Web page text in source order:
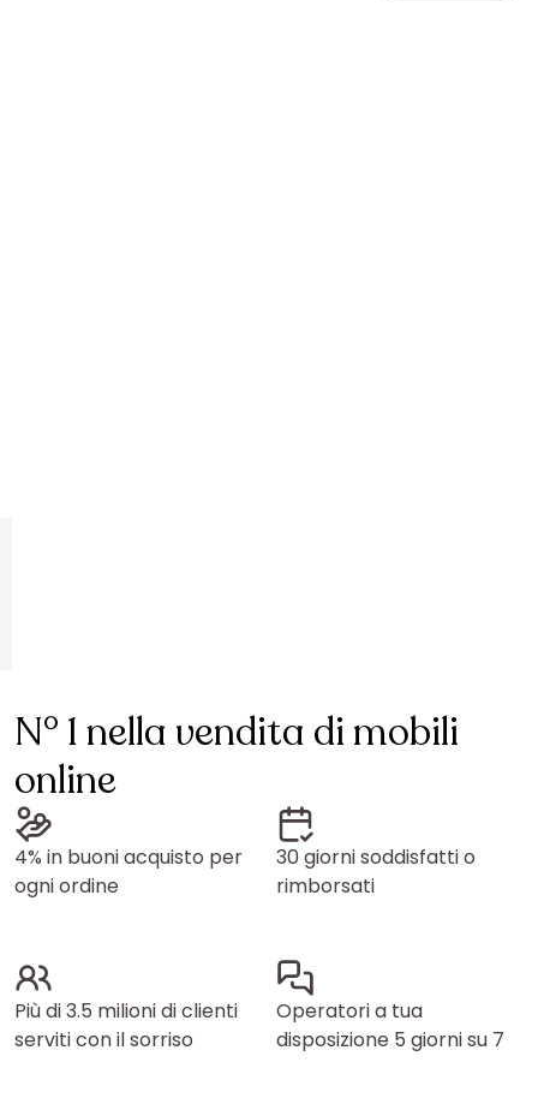
N° 1 nella vendita di mobili
online
4% in buoni acquisto per
ogni ordine
30 giorni soddisfatti o
rimborsati
Più di 3.5 milioni di clienti
serviti con il sorriso
Operatori a tua
disposizione 5 giorni su 7